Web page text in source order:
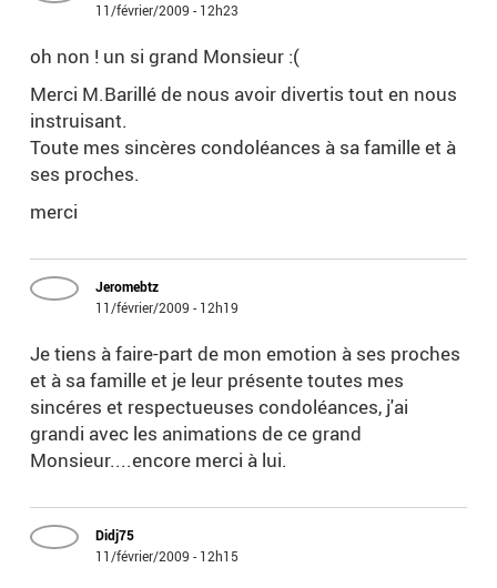
11/février/2009 - 12h23
oh non ! un si grand Monsieur :(
Merci M.Barillé de nous avoir divertis tout en nous
instruisant.
Toute mes sincères condoléances à sa famille et à
ses proches.
merci
Jeromebtz
11/février/2009 - 12h19
Je tiens à faire-part de mon emotion à ses proches
et à sa famille et je leur présente toutes mes
sincéres et respectueuses condoléances, j'ai
grandi avec les animations de ce grand
Monsieur....encore merci à lui.
Didj75
11/février/2009 - 12h15